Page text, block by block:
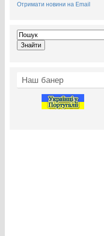
Отримати новини на Email
Наш банер